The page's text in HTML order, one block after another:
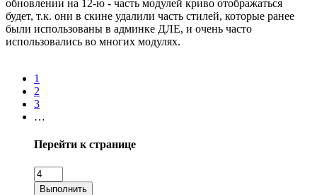
обновлении на 12-ю - часть модулей криво отображаться
будет, т.к. они в скине удалили часть стилей, которые ранее
были использованы в админке ДЛЕ, и очень часто
использовались во многих модулях.
1
2
3
…
Перейти к странице
Выполнить